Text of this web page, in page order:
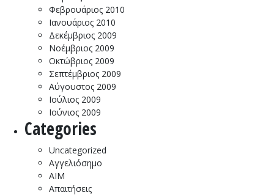
Φεβρουάριος 2010
Ιανουάριος 2010
Δεκέμβριος 2009
Νοέμβριος 2009
Οκτώβριος 2009
Σεπτέμβριος 2009
Αύγουστος 2009
Ιούλιος 2009
Ιούνιος 2009
Categories
Uncategorized
Αγγελιόσημο
ΑΙΜ
Απαιτήσεις